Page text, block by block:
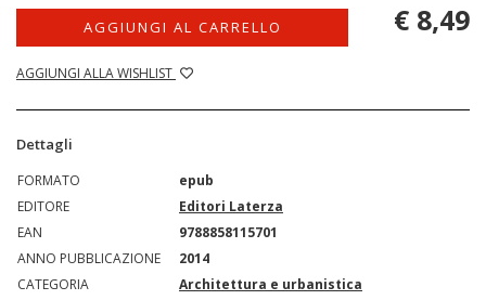
AGGIUNGI AL CARRELLO
AGGIUNGI ALLA WISHLIST
€ 8,49
Dettagli
FORMATO
epub
EDITORE
Editori Laterza
EAN
9788858115701
ANNO PUBBLICAZIONE
2014
CATEGORIA
Architettura e urbanistica